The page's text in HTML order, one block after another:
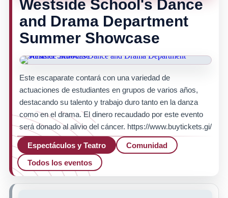
Westside School's Dance
and Drama Department
Summer Showcase
Este escaparate contará con una variedad de
actuaciones de estudiantes en grupos de varios años,
destacando su talento y trabajo duro tanto en la danza
como en el drama. El dinero recaudado por este evento
será donado al alivio del cáncer. https://www.buytickets.gi/
Espectáculos y Teatro
Comunidad
Todos los eventos